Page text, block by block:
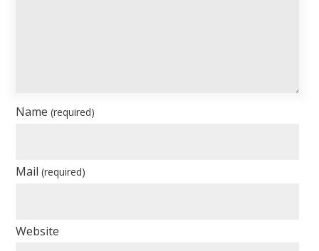
Name(required)
Mail(required)
Website